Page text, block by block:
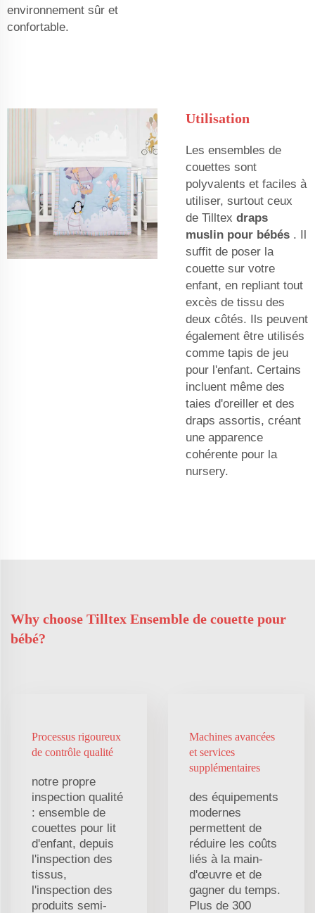
environnement sûr et
confortable.
Utilisation
Les ensembles de
couettes sont
polyvalents et faciles à
utiliser, surtout ceux
de Tilltex draps
muslin pour bébés . Il
suffit de poser la
couette sur votre
enfant, en repliant tout
excès de tissu des
deux côtés. Ils peuvent
également être utilisés
comme tapis de jeu
pour l'enfant. Certains
incluent même des
taies d'oreiller et des
draps assortis, créant
une apparence
cohérente pour la
nursery.
Why choose Tilltex Ensemble de couette pour
bébé?
Processus rigoureux
de contrôle qualité
notre propre
inspection qualité
: ensemble de
couettes pour lit
d'enfant, depuis
l'inspection des
tissus,
l'inspection des
produits semi-
Machines avancées
et services
supplémentaires
des équipements
modernes
permettent de
réduire les coûts
liés à la main-
d'œuvre et de
gagner du temps.
Plus de 300